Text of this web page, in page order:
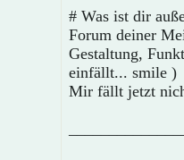
# Was ist dir
Forum deiner
Gestaltung,
einfällt... smile )
Mir fällt jetzt